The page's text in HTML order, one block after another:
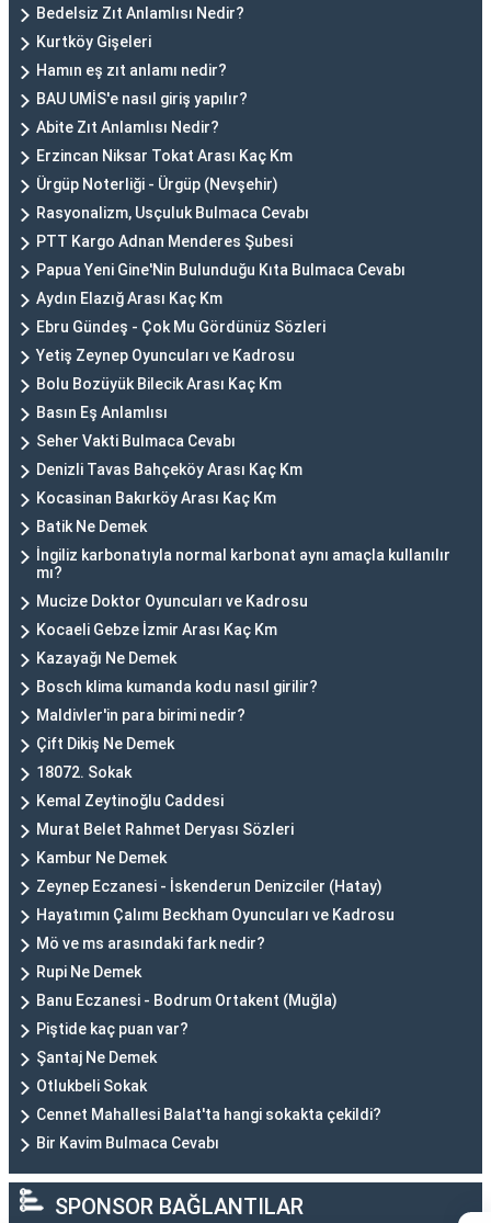
Bedelsiz Zıt Anlamlısı Nedir?
Kurtköy Gişeleri
Hamın eş zıt anlamı nedir?
BAU UMİS'e nasıl giriş yapılır?
Abite Zıt Anlamlısı Nedir?
Erzincan Niksar Tokat Arası Kaç Km
Ürgüp Noterliği - Ürgüp (Nevşehir)
Rasyonalizm, Usçuluk Bulmaca Cevabı
PTT Kargo Adnan Menderes Şubesi
Papua Yeni Gine'Nin Bulunduğu Kıta Bulmaca Cevabı
Aydın Elazığ Arası Kaç Km
Ebru Gündeş - Çok Mu Gördünüz Sözleri
Yetiş Zeynep Oyuncuları ve Kadrosu
Bolu Bozüyük Bilecik Arası Kaç Km
Basın Eş Anlamlısı
Seher Vakti Bulmaca Cevabı
Denizli Tavas Bahçeköy Arası Kaç Km
Kocasinan Bakırköy Arası Kaç Km
Batik Ne Demek
İngiliz karbonatıyla normal karbonat aynı amaçla kullanılır
mı?
Mucize Doktor Oyuncuları ve Kadrosu
Kocaeli Gebze İzmir Arası Kaç Km
Kazayağı Ne Demek
Bosch klima kumanda kodu nasıl girilir?
Maldivler'in para birimi nedir?
Çift Dikiş Ne Demek
18072. Sokak
Kemal Zeytinoğlu Caddesi
Murat Belet Rahmet Deryası Sözleri
Kambur Ne Demek
Zeynep Eczanesi - İskenderun Denizciler (Hatay)
Hayatımın Çalımı Beckham Oyuncuları ve Kadrosu
Mö ve ms arasındaki fark nedir?
Rupi Ne Demek
Banu Eczanesi - Bodrum Ortakent (Muğla)
Piştide kaç puan var?
Şantaj Ne Demek
Otlukbeli Sokak
Cennet Mahallesi Balat'ta hangi sokakta çekildi?
Bir Kavim Bulmaca Cevabı
SPONSOR BAĞLANTILAR